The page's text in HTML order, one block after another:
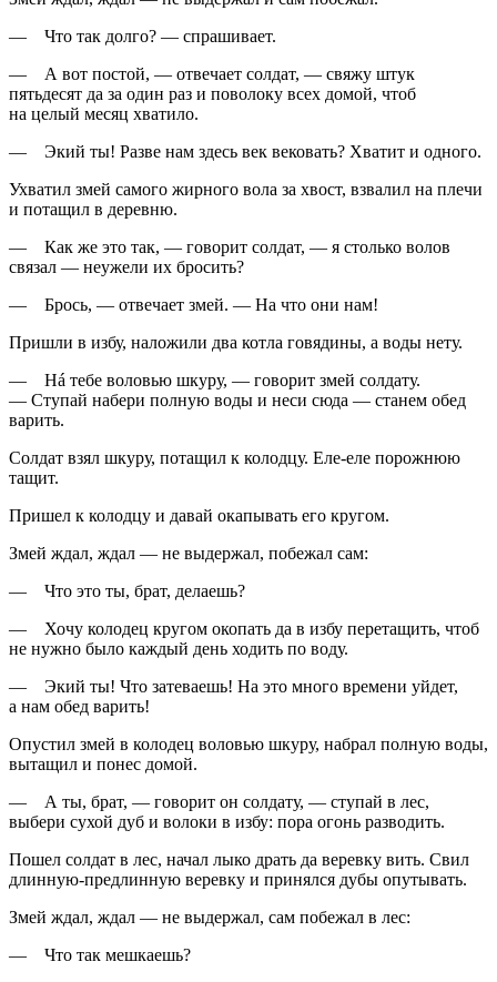
— Что так долго? — спрашивает.
— А вот постой, — отвечает солдат, — свяжу штук
пятьдесят да за один раз и поволоку всех домой, чтоб
на целый месяц хватило.
— Экий ты! Разве нам здесь век вековать? Хватит и одного.
Ухватил змей самого жирного вола за хвост, взвалил на плечи
и потащил в деревню.
— Как же это так, — говорит солдат, — я столько волов
связал — неужели их бросить?
— Брось, — отвечает змей. — На что они нам!
Пришли в избу, наложили два котла говядины, а воды нету.
— Нá тебе воловью шкуру, — говорит змей солдату.
— Ступай набери полную воды и неси сюда — станем обед
варить.
Солдат взял шкуру, потащил к колодцу. Еле-еле порожнюю
тащит.
Пришел к колодцу и давай окапывать его кругом.
Змей ждал, ждал — не выдержал, побежал сам:
— Что это ты, брат, делаешь?
— Хочу колодец кругом окопать да в избу перетащить, чтоб
не нужно было каждый день ходить по воду.
— Экий ты! Что затеваешь! На это много времени уйдет,
а нам обед варить!
Опустил змей в колодец воловью шкуру, набрал полную воды,
вытащил и понес домой.
— А ты, брат, — говорит он солдату, — ступай в лес,
выбери сухой дуб и волоки в избу: пора огонь разводить.
Пошел солдат в лес, начал лыко драть да веревку вить. Свил
длинную-предлинную веревку и принялся дубы опутывать.
Змей ждал, ждал — не выдержал, сам побежал в лес:
— Что так мешкаешь?